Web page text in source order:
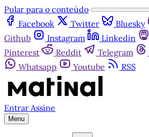
Pular para o conteúdo
Facebook
Twitter Bluesky
Github
Instagram Linkedin
Pinterest
Reddit Telegram
Whatsapp
Youtube RSS
Entrar Assine
Menu